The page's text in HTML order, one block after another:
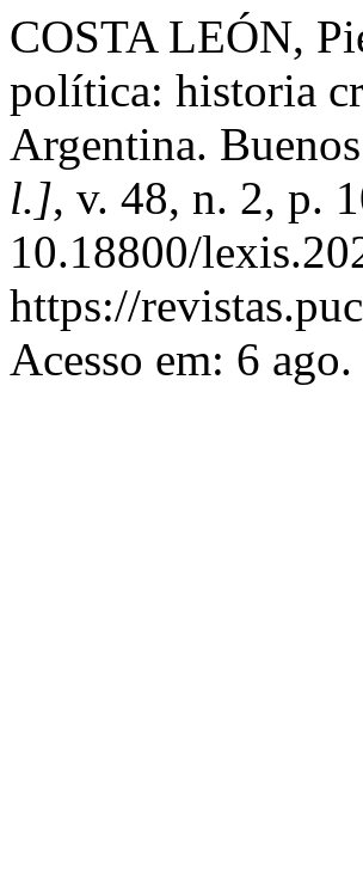
COSTA LEÓN,
política: historia
Argentina.
l.], v. 48, n. 2, p.
10.18800/
https://
Acesso em: 6